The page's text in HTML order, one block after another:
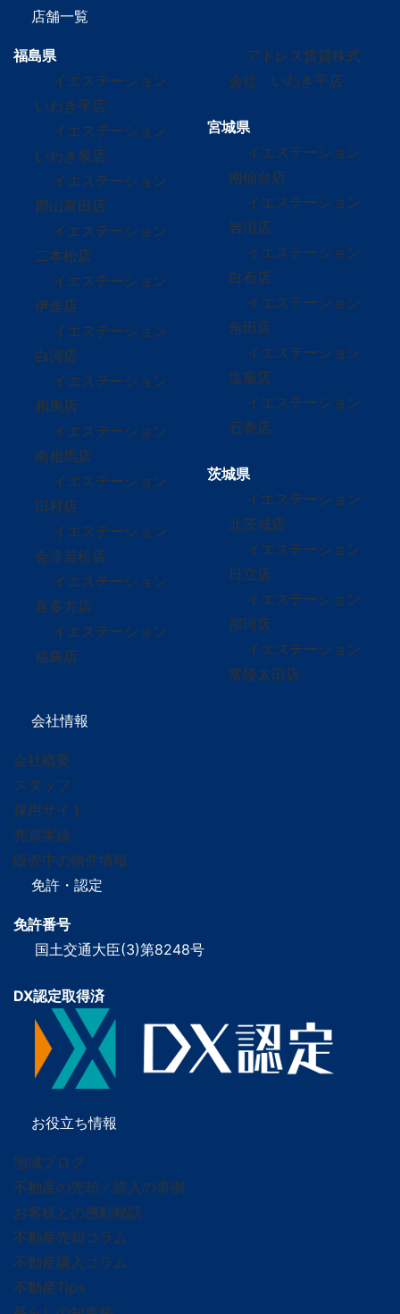
店舗一覧
福島県
イエステーション
いわき平店
イエステーション
いわき泉店
イエステーション
郡山富田店
イエステーション
二本松店
イエステーション
伊達店
イエステーション
白河店
イエステーション
相馬店
イエステーション
南相馬店
イエステーション
田村店
イエステーション
会津若松店
イエステーション
喜多方店
イエステーション
福島店
アドレス賃貸株式
会社 いわき平店
宮城県
イエステーション
南仙台店
イエステーション
岩沼店
イエステーション
白石店
イエステーション
角田店
イエステーション
塩竈店
イエステーション
石巻店
茨城県
イエステーション
北茨城店
イエステーション
日立店
イエステーション
那珂店
イエステーション
常陸太田店
会社情報
会社概要
スタッフ
採用サイト
売買実績
販売中の物件情報
免許・認定
免許番号
国土交通大臣(3)第8248号
DX認定取得済
お役立ち情報
地域ブログ
不動産の売却／購入の事例
お客様との感動秘話
不動産売却コラム
不動産購入コラム
不動産Tips